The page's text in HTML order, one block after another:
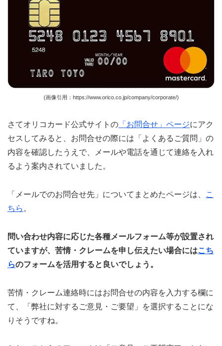
(画像引用：https://www.orico.co.jp/company/corporate/)
さてオリコカード公式サイトの 「お問合せ」ページにアク
セスしてみると、お問合せの際には「よくあるご質問」の
内容を確認したうえで、メールや電話を通じて連絡を入れ
るよう案内されていました。
「メールでのお問合せ先」についてまとめたページは、
こ
ちら 。
問い合わせ内容に応じた各種メールフォーム等が設置され
ていますが、苦情・クレームを申し伝えたい場合にはこち
らのフォームを活用すると良いでしょう。
苦情・クレーム連絡時にはお問合せの内容を入力する欄に
て、「弊社に対するご意見・ご要望」を選択することにな
りそうですね。